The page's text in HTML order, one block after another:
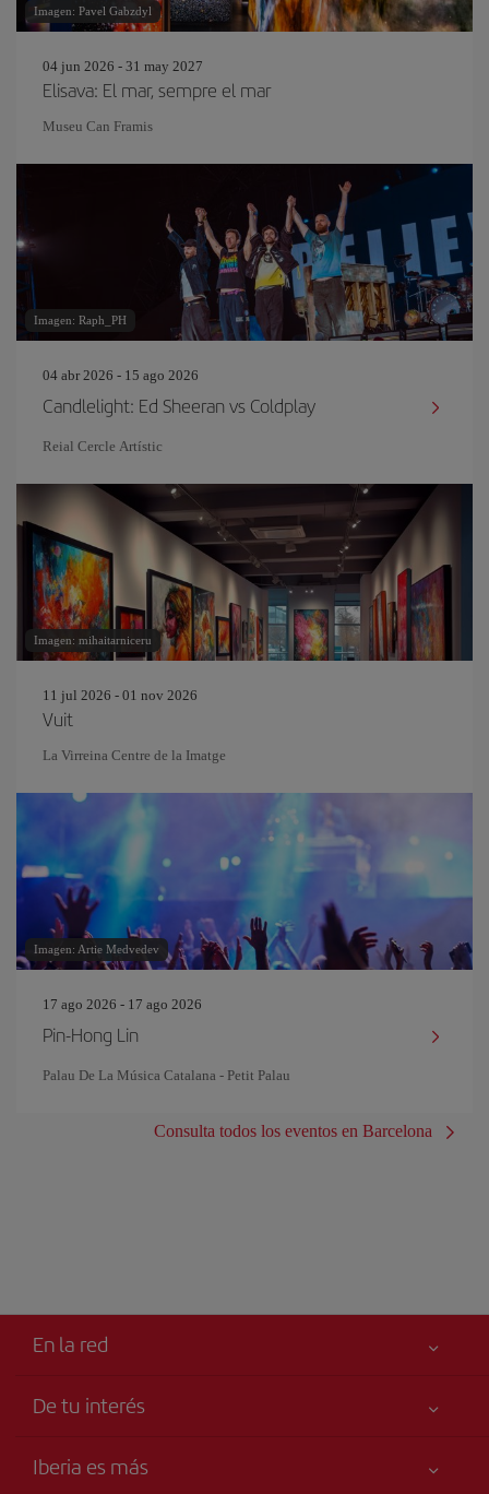
Imagen: Pavel Gabzdyl
04 jun 2026 - 31 may 2027
Elisava: El mar, sempre el mar
Museu Can Framis
Imagen: Raph_PH
04 abr 2026 - 15 ago 2026
Candlelight: Ed Sheeran vs Coldplay
Reial Cercle Artístic
Imagen: mihaitarniceru
11 jul 2026 - 01 nov 2026
Vuit
La Virreina Centre de la Imatge
Imagen: Artie Medvedev
17 ago 2026 - 17 ago 2026
Pin‐Hong Lin
Palau De La Música Catalana - Petit Palau
Consulta todos los eventos en Barcelona
En la red
De tu interés
Accesibilidad
Iberia es más